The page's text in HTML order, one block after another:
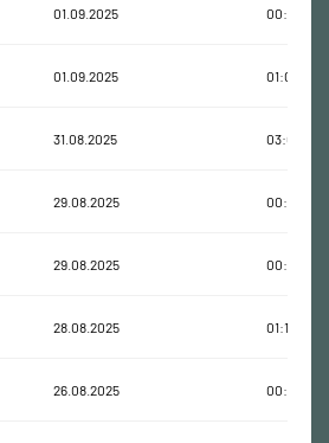
01.09.2025 00:54:36
01.09.2025 01:00:42
31.08.2025 03:09:02
29.08.2025 00:50:41
29.08.2025 00:27:06
28.08.2025 01:11:36
26.08.2025 00:54:08